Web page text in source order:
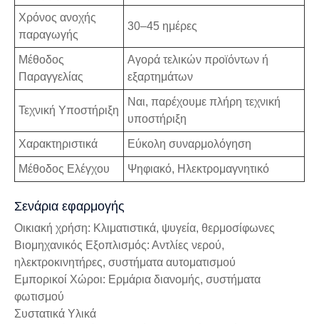
Χρόνος ανοχής
παραγωγής
30–45 ημέρες
Μέθοδος
Παραγγελίας
Αγορά τελικών προϊόντων ή
εξαρτημάτων
Τεχνική Υποστήριξη
Ναι, παρέχουμε πλήρη τεχνική
υποστήριξη
Χαρακτηριστικά Εύκολη συναρμολόγηση
Μέθοδος Ελέγχου Ψηφιακό, Ηλεκτρομαγνητικό
Σενάρια εφαρμογής
Οικιακή χρήση: Κλιματιστικά, ψυγεία, θερμοσίφωνες
Βιομηχανικός Εξοπλισμός: Αντλίες νερού,
ηλεκτροκινητήρες, συστήματα αυτοματισμού
Εμπορικοί Χώροι: Ερμάρια διανομής, συστήματα
φωτισμού
Συστατικά Υλικά